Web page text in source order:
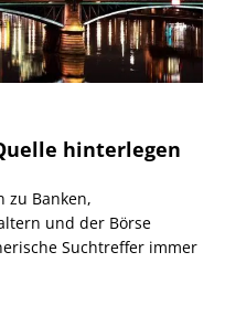
hinterlegen
zu Banken,
und der Börse
Suchtreffer immer